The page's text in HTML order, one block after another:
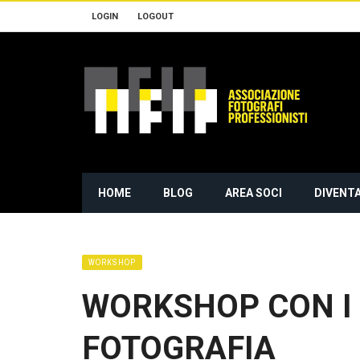
LOGIN LOGOUT
HOME BLOG AREA SOCI
WORKSHOP
WORKSHOP CON
FOTOGRAFIA